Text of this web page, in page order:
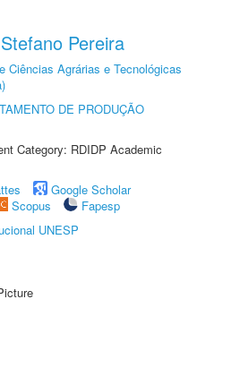
Pereira
Ciências Agrárias e Tecnológicas
DE PRODUÇÃO
Category: RDIDP Academic
Google Scholar
Scopus
Fapesp
UNESP